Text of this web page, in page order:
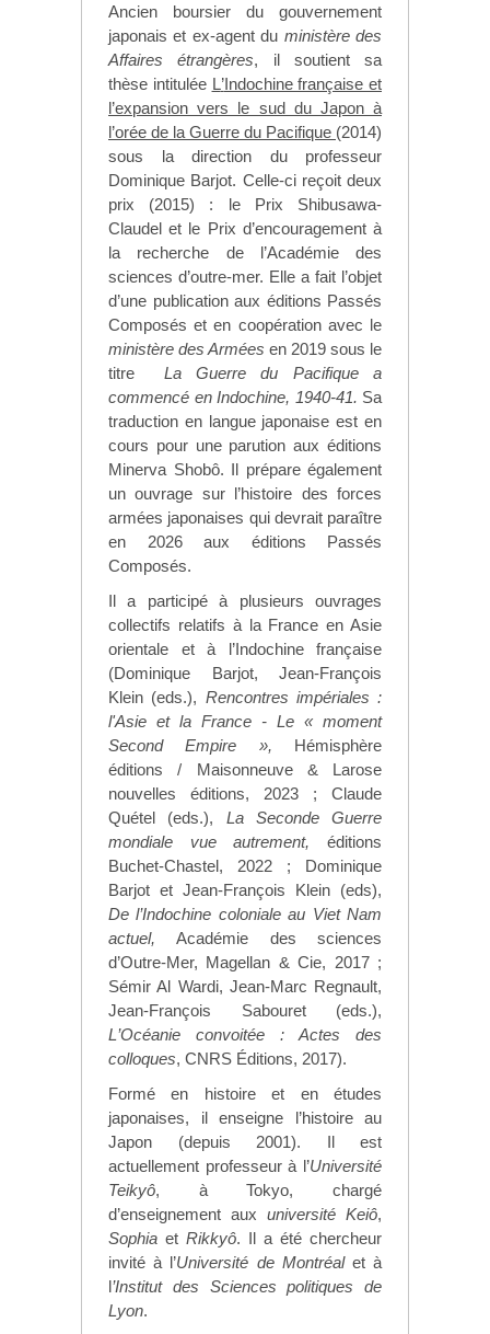
Ancien boursier du gouvernement
japonais et ex-agent du ministère des
Affaires étrangères, il soutient sa
thèse intitulée L’Indochine française et
l’expansion vers le sud du Japon à
l’orée de la Guerre du Pacifique (2014)
sous la direction du professeur
Dominique Barjot. Celle-ci reçoit deux
prix (2015) : le Prix Shibusawa-
Claudel et le Prix d’encouragement à
la recherche de l’Académie des
sciences d’outre-mer. Elle a fait l’objet
d’une publication aux éditions Passés
Composés et en coopération avec le
ministère des Armées en 2019 sous le
titre La Guerre du Pacifique a
commencé en Indochine, 1940-41. Sa
traduction en langue japonaise est en
cours pour une parution aux éditions
Minerva Shobô. Il prépare également
un ouvrage sur l’histoire des forces
armées japonaises qui devrait paraître
en 2026 aux éditions Passés
Composés.
Il a participé à plusieurs ouvrages
collectifs relatifs à la France en Asie
orientale et à l’Indochine française
(Dominique Barjot, Jean-François
Klein (eds.), Rencontres impériales :
l'Asie et la France - Le « moment
Second Empire », Hémisphère
éditions / Maisonneuve & Larose
nouvelles éditions, 2023 ; Claude
Quétel (eds.), La Seconde Guerre
mondiale vue autrement, éditions
Buchet-Chastel, 2022 ; Dominique
Barjot et Jean-François Klein (eds),
De l’Indochine coloniale au Viet Nam
actuel,Académie des sciences
d’Outre-Mer, Magellan & Cie, 2017 ;
Sémir Al Wardi, Jean-Marc Regnault,
Jean-François Sabouret (eds.),
L’Océanie convoitée : Actes des
colloques, CNRS Éditions, 2017).
Formé en histoire et en études
japonaises, il enseigne l’histoire au
Japon (depuis 2001). Il est
actuellement professeur à l’Université
Teikyô, à Tokyo, chargé
d’enseignement aux université Keiô,
Sophia et Rikkyô. Il a été chercheur
invité à l’Université de Montréalet à
l’Institut des Sciences politiques
de
Lyon.